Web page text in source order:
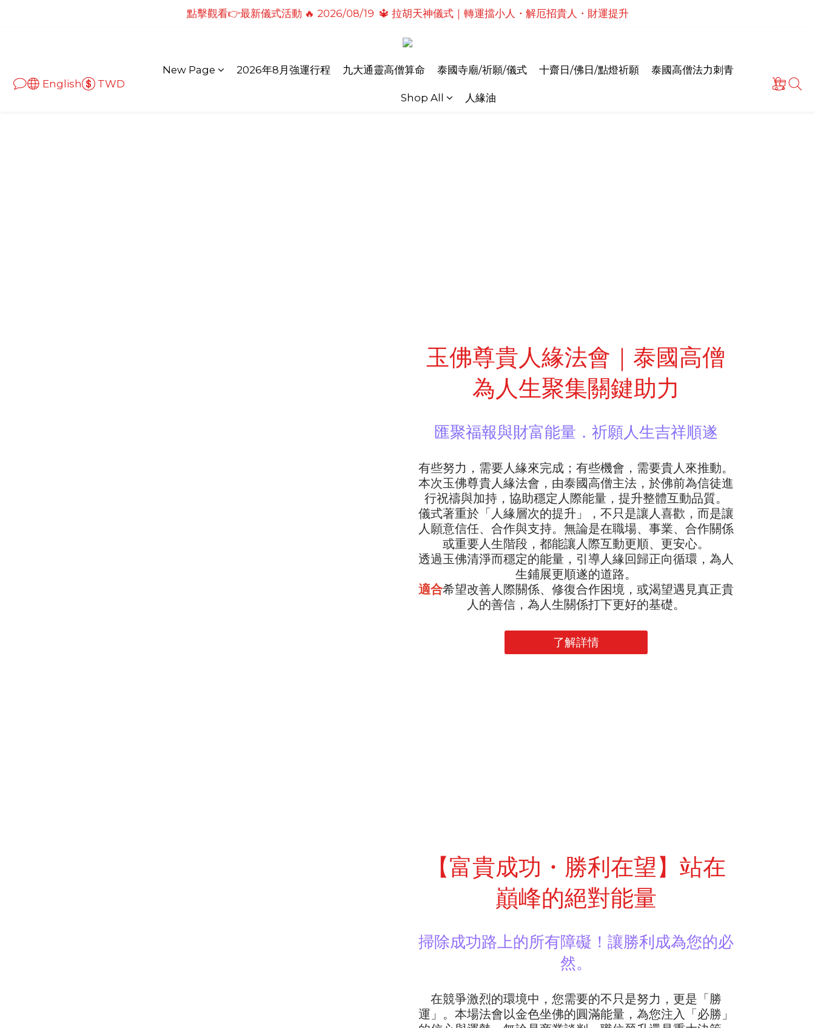
點擊觀看👉最新儀式活動🔥2026/08/19 💗2026七夕情定善緣桃花燈｜泰國高僧祈願點燈儀式
English TWD
New Page 2026年8月強運行程 九大通靈高僧算命 泰國寺廟/祈願/儀式 十齋日/佛日/點燈祈願 泰國高僧法力刺青
Shop All 人緣油
玉佛尊貴人緣法會｜泰國高僧
為人生聚集關鍵助力
匯聚福報與財富能量．祈願人生吉祥順遂
有些努力，需要人緣來完成；有些機會，需要貴人來推動。
本次玉佛尊貴人緣法會，由泰國高僧主法，於佛前為信徒進
行祝禱與加持，協助穩定人際能量，提升整體互動品質。
儀式著重於「人緣層次的提升」，不只是讓人喜歡，而是讓
人願意信任、合作與支持。無論是在職場、事業、合作關係
或重要人生階段，都能讓人際互動更順、更安心。
透過玉佛清淨而穩定的能量，引導人緣回歸正向循環，為人
生鋪展更順遂的道路。
適合希望改善人際關係、修復合作困境，或渴望遇見真正貴
人的善信，為人生關係打下更好的基礎。
了解詳情
【富貴成功・勝利在望】站在
巔峰的絕對能量
掃除成功路上的所有障礙！讓勝利成為您的必
然。
在競爭激烈的環境中，您需要的不只是努力，更是「勝
運」。本場法會以金色坐佛的圓滿能量，為您注入「必勝」